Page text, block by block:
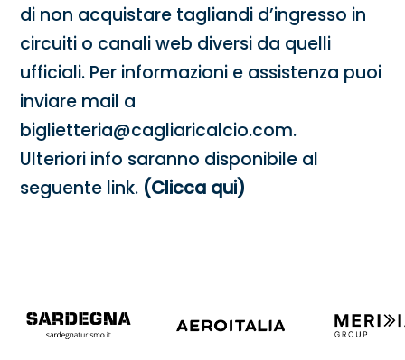
di non acquistare tagliandi d’ingresso in
circuiti o canali web diversi da quelli
ufficiali. Per informazioni e assistenza puoi
inviare mail a
biglietteria@cagliaricalcio.com.
Ulteriori info saranno disponibile al
seguente link. (Clicca qui)